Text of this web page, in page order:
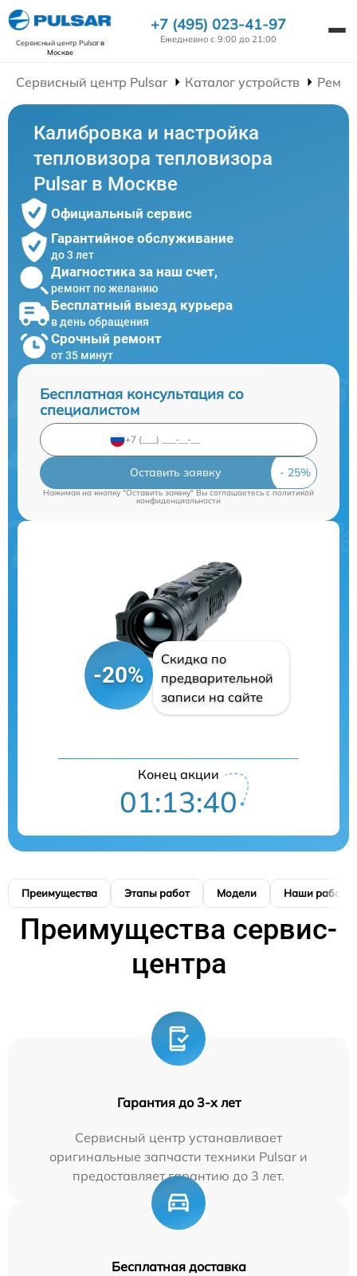
Сервисный центр Pulsarв
Москве
+7 (495) 023-41-97
Ежедневно с 9:00 до 21:00
Сервисный центр Pulsar Каталог устройств
Калибровка и настройка
тепловизора тепловизора
Pulsar в Москве
Официальный сервис
Гарантийное обслуживание
до 3 лет
Диагностика за наш счет,
ремонт по желанию
Бесплатный выезд курьера
в день обращения
Срочный ремонт
от 35 минут
Бесплатная консультация со
специалистом
Оставить заявку
Нажимая на кнопку "Оставить заявку" Вы соглашаетесь cполитикой
конфиденциальности
-20%
Скидка по
предварительной
записи на сайте
Конец акции
01:13:39
Преимущества Этапы работ Модели Наши работы
Преимущества сервис-
центра
Гарантия до 3-х лет
Сервисный центр устанавливает
оригинальные запчасти техники Pulsar и
предоставляет гарантию до 3 лет.
Бесплатная доставка